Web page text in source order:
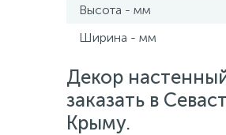
Высота - мм
Ширина - мм
Декор
заказать в
Крыму.